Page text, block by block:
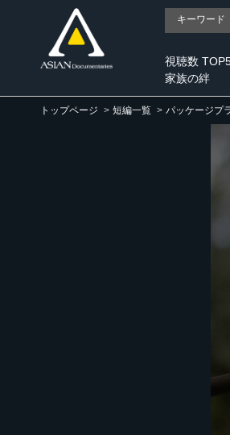
視聴数
家族の絆
トップページ 短編一覧 パッケージプ